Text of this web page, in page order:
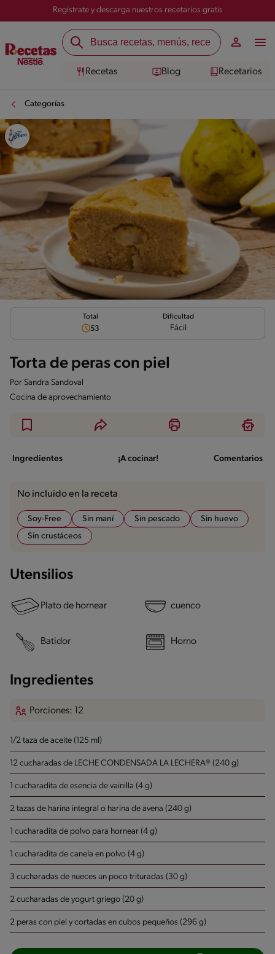
Registrate y descarga nuestros recetarios gratis
Recetas Blog Recetarios
Categorías
Total
53
Dificultad
Fácil
Torta de peras con piel
Por Sandra Sandoval
Cocina de aprovechamiento
Ingredientes ¡A cocinar! Comentarios
No incluido en la receta
Soy-Free Sin maní Sin pescado
Sin huevo
Sin crustáceos
Utensilios
Plato de hornear cuenco
Batidor Horno
Ingredientes
Porciones: 12
1/2 taza de aceite (125 ml)
12 cucharadas de LECHE CONDENSADA LA LECHERA® (240 g)
1 cucharadita de esencia de vainilla (4 g)
2 tazas de harina integral o harina de avena (240 g)
1 cucharadita de polvo para hornear (4 g)
1 cucharadita de canela en polvo (4 g)
3 cucharadas de nueces un poco trituradas (30 g)
2 cucharadas de yogurt griego (20 g)
2 peras con piel y cortadas en cubos pequeños (296 g)